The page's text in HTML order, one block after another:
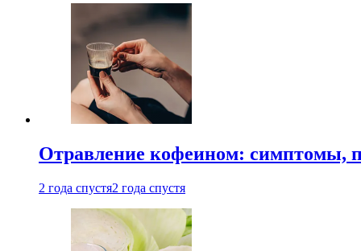
Отравление кофеином: симптомы,
2 года спустя2 года спустя